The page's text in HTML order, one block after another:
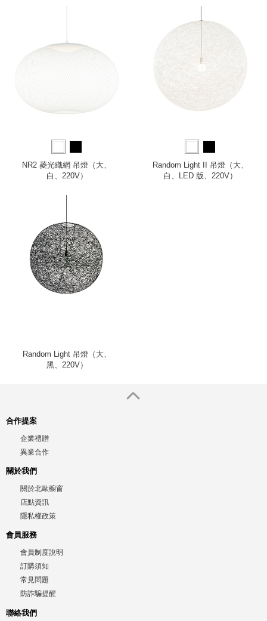
NR2 菱光織網 吊燈（大、
白、220V）
Random Light II 吊燈（大、
白、LED 版、220V）
Random Light 吊燈（大、
黑、220V）
合作提案
企業禮贈
異業合作
關於我們
關於北歐櫥窗
店點資訊
隱私權政策
會員服務
會員制度說明
訂購須知
常見問題
防詐騙提醒
聯絡我們